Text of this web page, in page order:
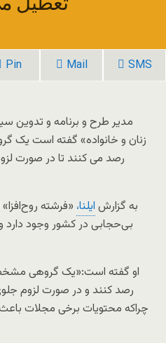
Pin Mail SMS
مدیر طرح و برنامه و تدوین
زنان و خانواده» گفته است یک
رصد می کنند تا در صورت
به گزارش ایلنا، «فرشته
بی‌حجابی در کشور وجود دارد
او گفته است:«یک گروهی
رصد کنند و در صورت لزوم جلوی
چراکه محتویات برخی مجلات